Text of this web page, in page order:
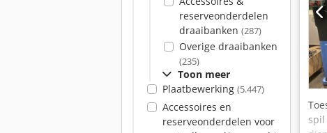
reserveonderdelen
draaibanken (287)
Overige draaibanken
(235)
Toon meer
Plaatbewerking (5.447)
Accessoires en
reserveonderdelen voor
spil